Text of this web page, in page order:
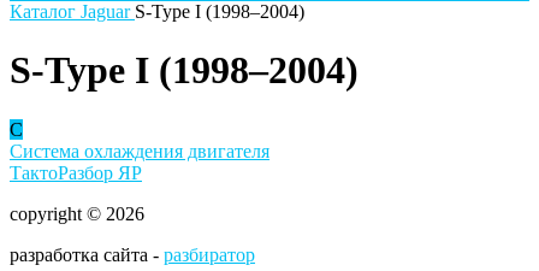
Каталог Jaguar S-Type I (1998–2004)
S-Type I (1998–2004)
С
Система охлаждения двигателя
ТактоРазбор ЯР
copyright © 2026
разработка сайта - разбиратор